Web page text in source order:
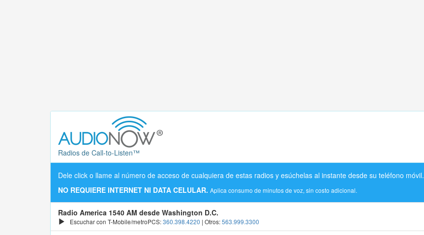
Radios de Call-to-Listen™
Dele click o llame al número de acceso de cualquiera de estas radios y esúchelas al instante desde su teléfono móvil.
NO REQUIERE INTERNET NI DATA CELULAR. Aplica consumo de minutos de voz, sin costo adicional.
Radio America 1540 AM desde Washington D.C.
Escuchar con T-Mobile/metroPCS:360.398.4220 | Otros:563.999.3300